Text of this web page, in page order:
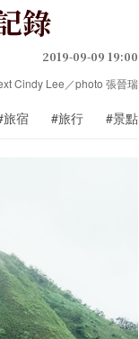
錄
2019-09-09 19:00
Cindy Lee／photo 張晉瑞
旅宿 #旅行 #景點